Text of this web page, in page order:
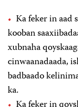
Ka feker in aad
kooban
xubnaha
cinwaanadaada,
badbaado
ka.